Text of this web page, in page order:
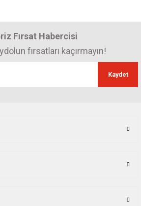
Fırsat Habercisi
fırsatları kaçırmayın!
Kaydet